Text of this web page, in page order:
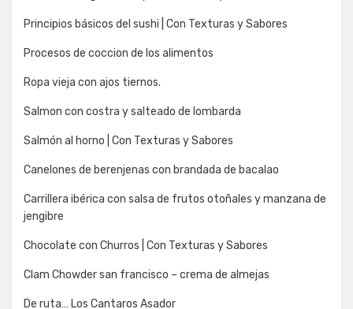
Principios básicos del sushi | Con Texturas y Sabores
Procesos de coccion de los alimentos
Ropa vieja con ajos tiernos.
Salmon con costra y salteado de lombarda
Salmón al horno | Con Texturas y Sabores
Canelones de berenjenas con brandada de bacalao
Carrillera ibérica con salsa de frutos otoñales y manzana de
jengibre
Chocolate con Churros | Con Texturas y Sabores
Clam Chowder san francisco – crema de almejas
De ruta… Los Cantaros Asador